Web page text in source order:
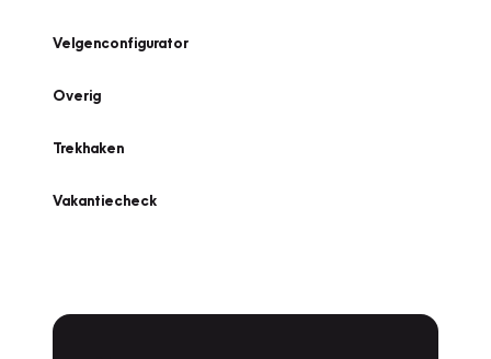
Velgenconfigurator
Overig
Trekhaken
Vakantiecheck